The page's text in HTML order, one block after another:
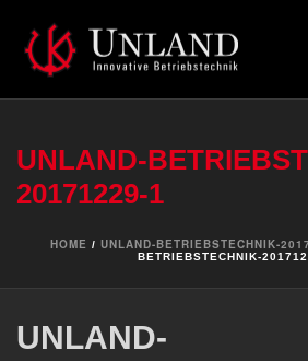
UNLAND-
20171229-1
HOME / UNLAND-BETRIEBSTECHNIK-
BETRIEBSTECHNIK-
UNLAND-